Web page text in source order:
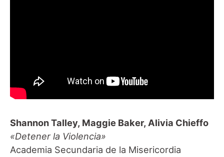
Shannon Talley, Maggie Baker, Alivia Chieffo
«Detener la Violencia»
Academia Secundaria de la Misericordia